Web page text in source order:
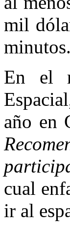
mil
minutos.
En el
año en
cual
ir al